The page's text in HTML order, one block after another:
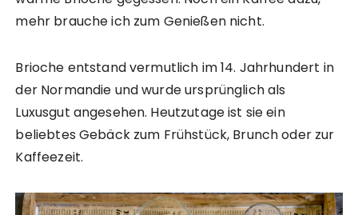
mehr brauche ich zum Genießen nicht.
Brioche entstand vermutlich im 14. Jahrhundert in
der Normandie und wurde ursprünglich als
Luxusgut angesehen. Heutzutage ist sie ein
beliebtes Gebäck zum Frühstück, Brunch oder zur
Kaffeezeit.